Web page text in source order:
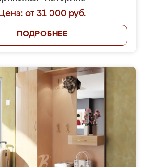
Цена: от 31 000 руб.
ПОДРОБНЕЕ